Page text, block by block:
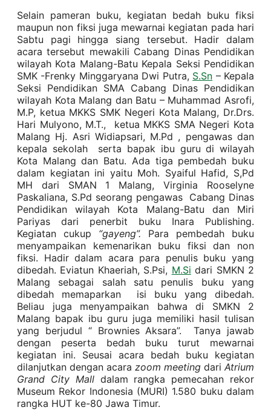
Selain pameran buku, kegiatan bedah buku fiksi
maupun non fiksi juga mewarnai kegiatan pada hari
Sabtu pagi hingga siang tersebut. Hadir dalam
acara tersebut mewakili Cabang Dinas Pendidikan
wilayah Kota Malang-Batu Kepala Seksi Pendidikan
SMK -Frenky Minggaryana Dwi Putra, S.Sn – Kepala
Seksi Pendidikan SMA Cabang Dinas Pendidikan
wilayah Kota Malang dan Batu – Muhammad Asrofi,
M.P, ketua MKKS SMK Negeri Kota Malang, Dr.Drs.
Hari Mulyono, M.T., ketua MKKS SMA Negeri Kota
Malang Hj. Asri Widiapsari, M.Pd , pengawas dan
kepala sekolah serta bapak ibu guru di wilayah
Kota Malang dan Batu. Ada tiga pembedah buku
dalam kegiatan ini yaitu Moh. Syaiful Hafid, S,Pd
MH dari SMAN 1 Malang, Virginia Rooselyne
Paskaliana, S.Pd seorang pengawas Cabang Dinas
Pendidikan wilayah Kota Malang-Batu dan Miri
Pariyas dari penerbit buku Inara Publishing.
Kegiatan cukup “gayeng”. Para pembedah buku
menyampaikan kemenarikan buku fiksi dan non
fiksi. Hadir dalam acara para penulis buku yang
dibedah. Eviatun Khaeriah, S.Psi, M.Si dari SMKN 2
Malang sebagai salah satu penulis buku yang
dibedah memaparkan isi buku yang dibedah.
Beliau juga menyampaikan bahwa di SMKN 2
Malang bapak ibu guru juga memiliki hasil tulisan
yang berjudul “ Brownies Aksara”. Tanya jawab
dengan peserta bedah buku turut mewarnai
kegiatan ini. Seusai acara bedah buku kegiatan
dilanjutkan dengan acara zoom meeting dari Atrium
Grand City Malldalam rangka pemecahan rekor
Museum Rekor Indonesia (MURI) 1.580 buku dalam
rangka HUT ke-80 Jawa Timur.